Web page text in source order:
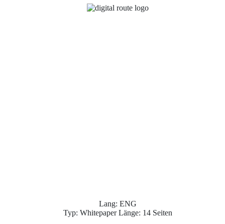
Lang: ENG
Typ: Whitepaper Länge: 14 Seiten